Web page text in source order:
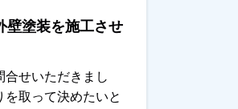
壁塗装を施工させ
合せいただきまし
取って決めたいと